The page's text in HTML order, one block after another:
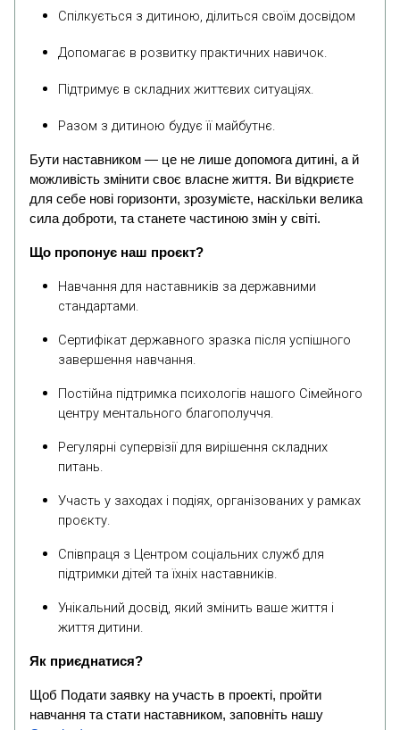
Спілкується з дитиною, ділиться своїм досвідом
Допомагає в розвитку практичних навичок.
Підтримує в складних життєвих ситуаціях.
Разом з дитиною будує її майбутнє.
Бути наставником — це не лише допомога дитині, а й
можливість змінити своє власне життя. Ви відкриєте
для себе нові горизонти, зрозумієте, наскільки велика
сила доброти, та станете частиною змін у світі.
Що пропонує наш проєкт?
Навчання для наставників за державними
стандартами.
Сертифікат державного зразка після успішного
завершення навчання.
Постійна підтримка психологів нашого Сімейного
центру ментального благополуччя.
Регулярні супервізії для вирішення складних
питань.
Участь у заходах і подіях, організованих у рамках
проєкту.
Співпраця з Центром соціальних служб для
підтримки дітей та їхніх наставників.
Унікальний досвід, який змінить ваше життя і
життя дитини.
Як приєднатися?
Щоб Подати заявку на участь в проекті, пройти
навчання та стати наставником, заповніть нашу